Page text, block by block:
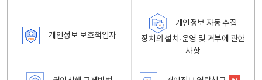
개인정보 보호책임자
개인정보 자동 수집
장치의 설치·운영 및 거부에 관한
사항